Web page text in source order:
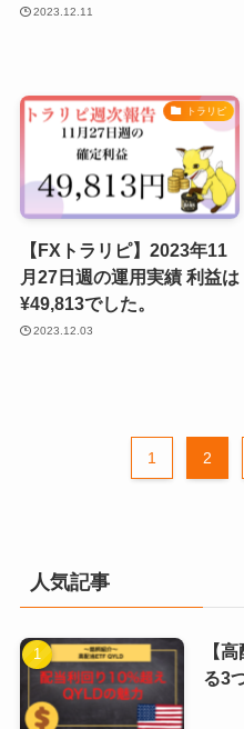
2023.12.11
トラリピ
【FXトラリピ】2023年11
月27日週の運用実績 利益は
¥49,813でした。
2023.12.03
1 2
人気記事
【
る3